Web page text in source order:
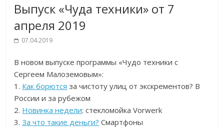
Выпуск «Чуда техники» от 7
апреля 2019
07.04.2019
В новом выпуске программы «Чудо техники с
Сергеем Малоземовым»:
1. Как борются за чистоту улиц от экскрементов? В
России и за рубежом
2. Новинка недели: стекломойка Vorwerk
3.За что такие деньги? Смартфоны